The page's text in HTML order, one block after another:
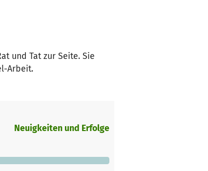
und Tat zur Seite. Sie
Arbeit.
Neuigkeiten und Erfolge